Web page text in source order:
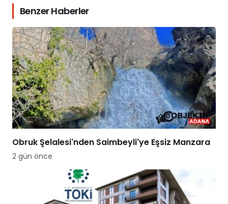
Benzer Haberler
Obruk Şelalesi'nden Saimbeyli'ye Eşsiz Manzara
2 gün önce